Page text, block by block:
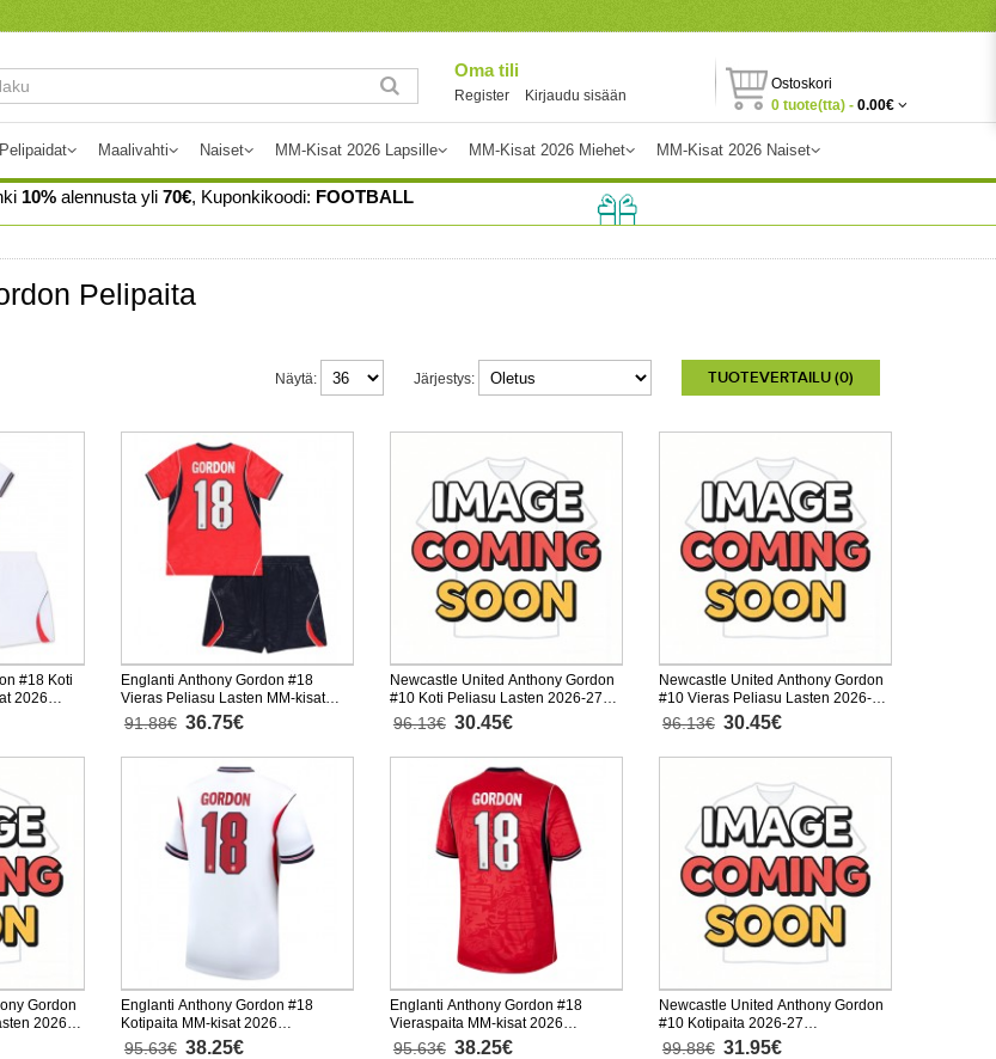
Oma tili
Register Kirjaudu sisään
Ostoskori
0 tuote(tta) - 0.00€
Maalivahti Naiset MM-Kisat 2026 Lapsille MM-Kisat 2026 Miehet MM-Kisat 2026 Naiset
10% alennusta yli 70€, Kuponkikoodi: FOOTBALL
Pelipaita
TUOTEVERTAILU (0)
Järjestys:
Näytä:
#18 Koti
2026
housut)
Englanti Anthony Gordon #18
Vieras Peliasu Lasten MM-kisat
2026 Lyhythihainen (+ Lyhyet
housut)
91.88€ 36.75€
Newcastle United Anthony Gordon
#10 Koti Peliasu Lasten 2026-27
Lyhythihainen (+ Lyhyet housut)
96.13€ 30.45€
Newcastle United Anthony Gordon
#10 Vieras Peliasu Lasten 2026-27
Lyhythihainen (+ Lyhyet housut)
96.13€ 30.45€
Gordon
2026-
housut)
Englanti Anthony Gordon #18
Kotipaita MM-kisat 2026
Lyhythihainen
95.63€ 38.25€
Englanti Anthony Gordon #18
Vieraspaita MM-kisat 2026
Lyhythihainen
95.63€ 38.25€
Newcastle United Anthony Gordon
#10 Kotipaita 2026-27
Lyhythihainen
99.88€ 31.95€